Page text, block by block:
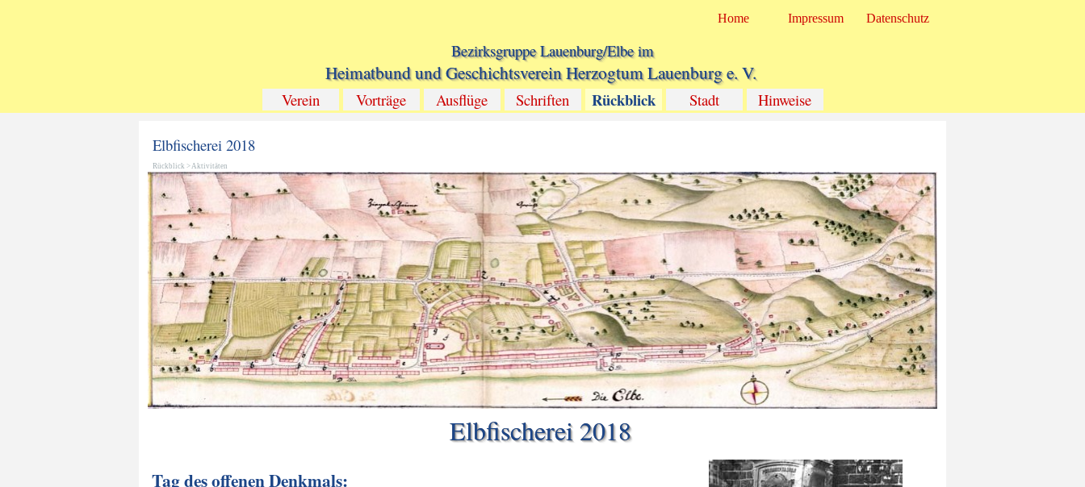
Bezirksgruppe Lauenburg/Elbe im
Home Impressum Datenschutz
Verein Vorträge Ausflüge Schriften Rückblick Stadt Hinweise
Heimatbund und Geschichtsverein Herzogtum Lauenburg e. V.
Elbfischerei 2018
Rückblick >Aktivitäten
Elbfischerei 2018
Tag des offenen Denkmals: